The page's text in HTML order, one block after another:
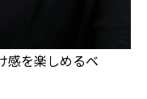
感を楽しめるベ